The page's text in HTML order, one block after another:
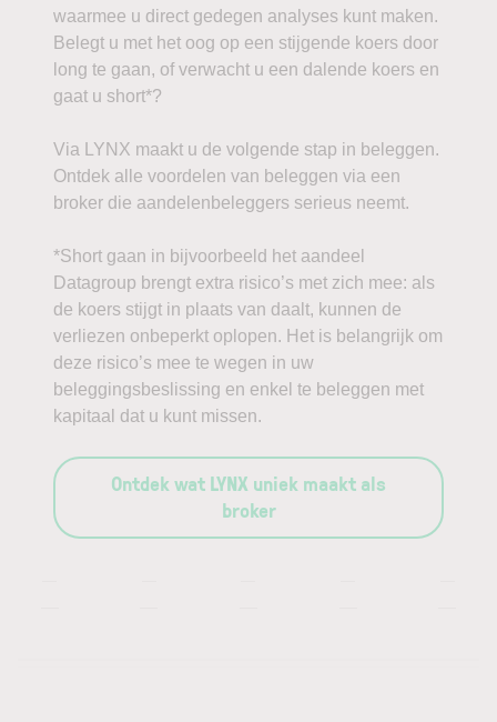
waarmee u direct gedegen analyses kunt maken.
Belegt u met het oog op een stijgende koers door
long te gaan, of verwacht u een dalende koers en
gaat u short*?
Via LYNX maakt u de volgende stap in beleggen.
Ontdek alle voordelen van beleggen via een
broker die aandelenbeleggers serieus neemt.
*Short gaan in bijvoorbeeld het aandeel
Datagroup brengt extra risico’s met zich mee: als
de koers stijgt in plaats van daalt, kunnen de
verliezen onbeperkt oplopen. Het is belangrijk om
deze risico’s mee te wegen in uw
beleggingsbeslissing en enkel te beleggen met
kapitaal dat u kunt missen.
Ontdek wat LYNX uniek maakt als
broker